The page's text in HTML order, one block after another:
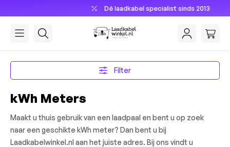
Dé laadkabel specialist sinds 2013
Filter
kWh Meters
Maakt u thuis gebruik van een laadpaal en bent u op zoek
naar een geschikte kWh meter? Dan bent u bij
Laadkabelwinkel.nl aan het juiste adres. Bij ons vindt u